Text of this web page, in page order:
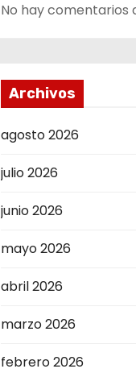
No hay comentarios
Archivos
agosto 2026
julio 2026
junio 2026
mayo 2026
abril 2026
marzo 2026
febrero 2026